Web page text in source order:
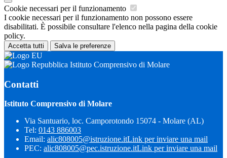
Cookie necessari per il funzionamento
I cookie necessari per il funzionamento non possono essere
disabilitati. È possibile consultare l'elenco nella pagina della cookie
policy.
Accetta tutti Salva le preferenze
Istituto Comprensivo di Molare
Contatti
Istituto Comprensivo di Molare
Via Santuario, loc. Camporotondo 15074 - Molare (AL)
Tel: 0143 886003
Email: alic808005@istruzione.itLink per inviare una mail
PEC: alic808005@pec.istruzione.itLink per inviare una mail